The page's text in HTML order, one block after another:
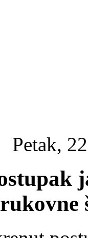
Petak,